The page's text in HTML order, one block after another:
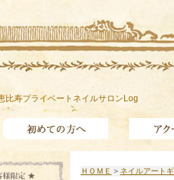
比寿プライベートネイルサロンLog
ＨＯＭＥ > ネイルアート